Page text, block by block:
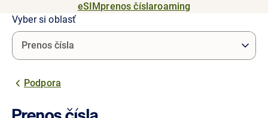
eSIMprenos číslaroaming
Vyber si oblasť
Podpora